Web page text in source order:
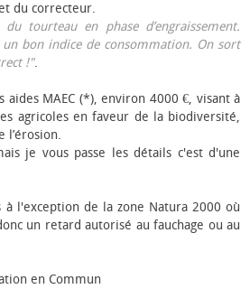
du correcteur.
tourteau en phase d’engraissement.
un bon indice de consommation. On sort
!".
aides MAEC (*), environ 4000 €, visant à
agricoles en faveur de la biodiversité,
l’érosion.
je vous passe les détails c'est d'une
l'exception de la zone Natura 2000 où
un retard autorisé au fauchage ou au
en Commun